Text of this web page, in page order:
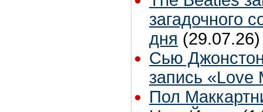
загадочного
дня (29.07.26)
Сью
запись «Love
Пол